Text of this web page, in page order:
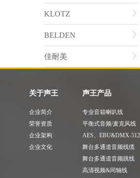
KLOTZ
BELDEN
佳耐美
关于声王
企业简介
荣誉资质
企业架构
企业文化
声王产品
专业音箱喇叭线
平衡式音频/麦克风线
AES、EBU&DMX-
舞台多通道音频线缆
舞台多通道音频跳线
高清视频&同轴线